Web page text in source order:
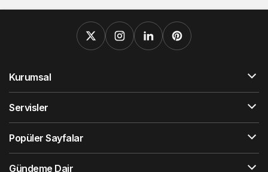
Kurumsal
Servisler
Popüler Sayfalar
Gündeme Dair